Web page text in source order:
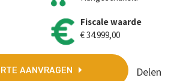
Fiscale waarde
€ 34.999,00
AANVRAGEN Delen